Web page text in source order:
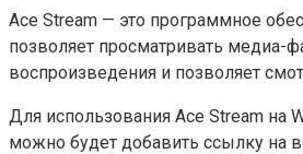
Ace Stream — это программное
позволяет просматривать медиа-
воспроизведения и позволяет
Для использования Ace Stream на
можно будет добавить ссылку на